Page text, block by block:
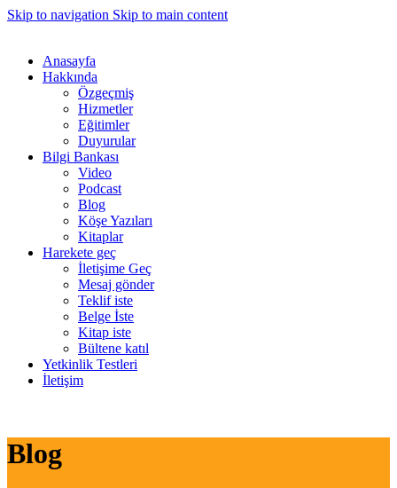
Skip to navigation Skip to main content
Anasayfa
Hakkında
Özgeçmiş
Hizmetler
Eğitimler
Duyurular
Bilgi Bankası
Video
Podcast
Blog
Köşe Yazıları
Kitaplar
Harekete geç
İletişime Geç
Mesaj gönder
Teklif iste
Belge İste
Kitap iste
Bültene katıl
Yetkinlik Testleri
İletişim
Blog